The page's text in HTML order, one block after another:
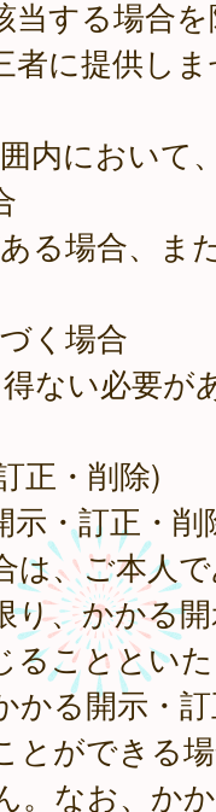
当する場合
者に提供し
内において
る場合、ま
く場合
ない必要が
正・削除)
示・訂正・
は、ご本人
り、かかる
ることとい
かる開示・
とができる
。なお、か